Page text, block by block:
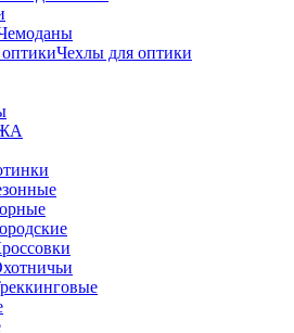
Чехлы для оптики